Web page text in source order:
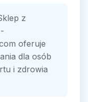
z
oferuje
dla osób
i zdrowia